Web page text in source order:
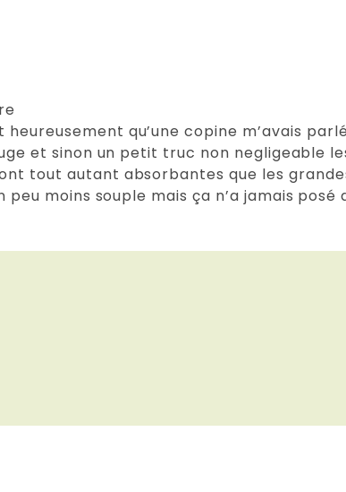
qu’une copine m’avais
et sinon un petit truc non negligeable
tout autant absorbantes que les
moins souple mais ça n’a jamais posé